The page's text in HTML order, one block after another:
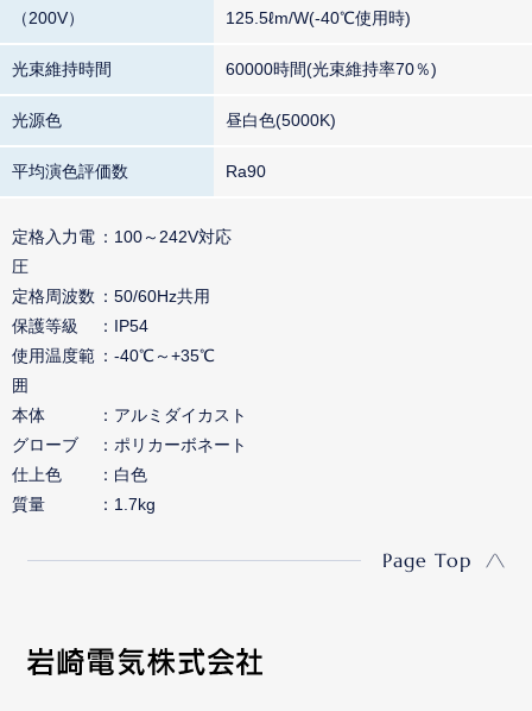
（200V）
125.5ℓm/W(-40℃使用時)
光束維持時間 60000時間(光束維持率70％)
光源色 昼白色(5000K)
平均演色評価数 Ra90
定格入力電
圧
100～242V対応
定格周波数
50/60Hz共用
保護等級
IP54
使用温度範
囲
-40℃～+35℃
本体
アルミダイカスト
グローブ
ポリカーボネート
仕上色
白色
質量
1.7kg
Page Top